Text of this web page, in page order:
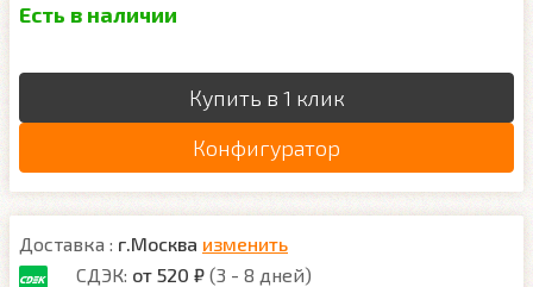
Есть в наличии
Купить в 1 клик
Конфигуратор
Доставка : г.Москва изменить
СДЭК: от 520 ₽ (3 - 8 дней)